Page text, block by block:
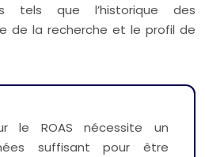
tels que l’historique des
de la recherche et le profil de
le ROAS nécessite un
suffisant pour être